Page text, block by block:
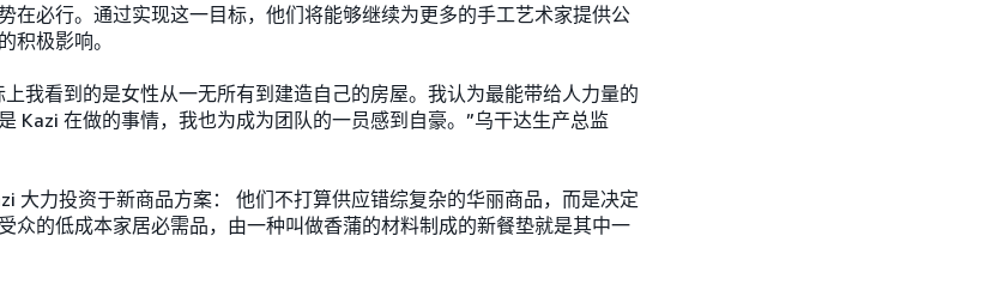
在必行。通过实现这一目标，他们将能够继续为更多的手工艺术家提供公
积极影响。
我看到的是女性从一无所有到建造自己的房屋。我认为最能带给人力量的
Kazi 在做的事情，我也为成为团队的一员感到自豪。”乌干达生产总监
大力投资于新商品方案： 他们不打算供应错综复杂的华丽商品，而是决定
众的低成本家居必需品，由一种叫做香蒲的材料制成的新餐垫就是其中一